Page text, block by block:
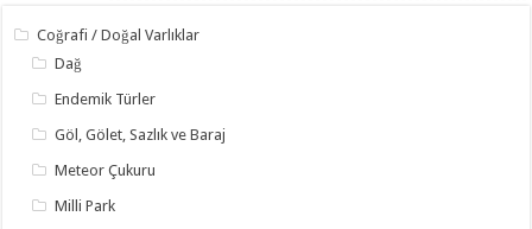
Coğrafi / Doğal Varlıklar
Dağ
Endemik Türler
Göl, Gölet, Sazlık ve Baraj
Meteor Çukuru
Milli Park